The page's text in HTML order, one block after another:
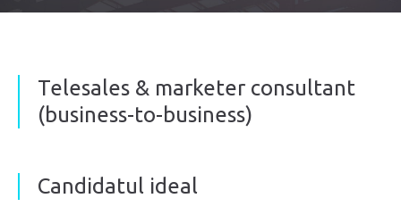
Telesales & marketer consultant
(business-to-business)
Candidatul ideal